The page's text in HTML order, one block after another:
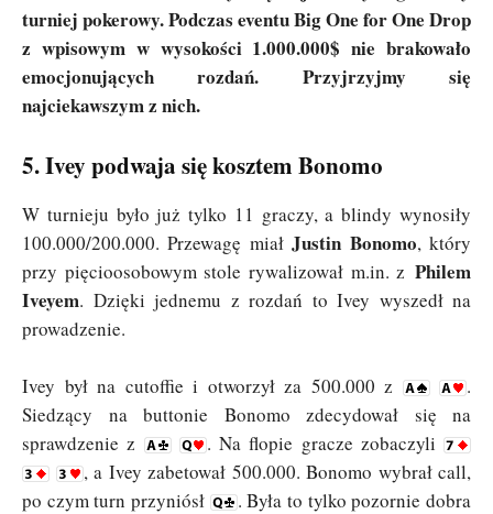
turniej pokerowy. Podczas eventu Big One for One Drop
z wpisowym w wysokości 1.000.000$ nie brakowało
emocjonujących rozdań. Przyjrzyjmy się
najciekawszym z nich.
5. Ivey podwaja się kosztem Bonomo
W turnieju było już tylko 11 graczy, a blindy wynosiły
100.000/200.000. Przewagę miałJustin Bonomo, który
przy pięcioosobowym stole rywalizował m.in. z Philem
Iveyem. Dzięki jednemu z rozdań to Ivey wyszedł na
prowadzenie.
Ivey był na cutoffie i otworzył za 500.000 z
.
Siedzący na buttonie Bonomo zdecydował się na
sprawdzenie z
. Na flopie gracze zobaczyli
, a Ivey zabetował 500.000. Bonomo wybrał call,
po czym turn przyniósł
. Była to tylko pozornie dobra